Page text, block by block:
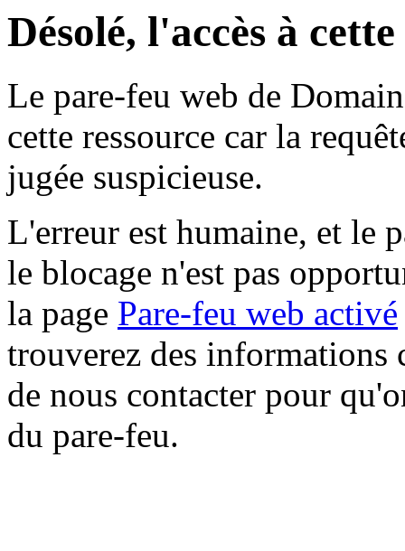
Désolé, l'accès à
Le pare-feu web de
cette ressource car la
jugée suspicieuse.
L'erreur est humaine, et le
le blocage n'est pas
la page Pare-feu web activé
trouverez des informations
de nous contacter pour
du pare-feu.